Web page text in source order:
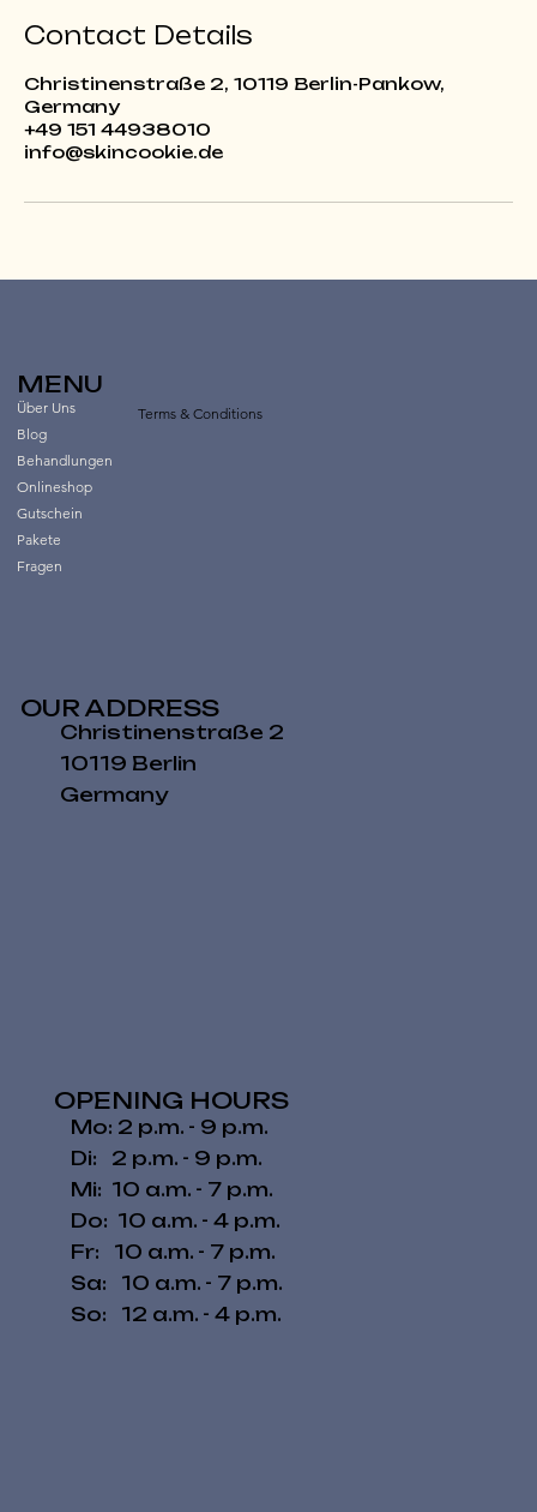
Contact Details
Christinenstraße 2, 10119 Berlin-Pankow,
Germany
+49 151 44938010
info@skincookie.de
MENU
Über Uns
Blog
Behandlungen
Onlineshop
Gutschein
Pakete
Fragen
Terms & Conditions
OUR ADDRESS
Christinenstraße 2
10119 Berlin
Germany
OPENING HOURS
Mo: 2 p.m. - 9 p.m.
Di: 2 p.m. - 9 p.m.
Mi: 10 a.m. - 7 p.m.
Do: 10 a.m. - 4 p.m.
Fr: 10 a.m. - 7 p.m.
​​Sa: 10 a.m. - 7 p.m.
​So: 12 a.m. - 4 p.m.